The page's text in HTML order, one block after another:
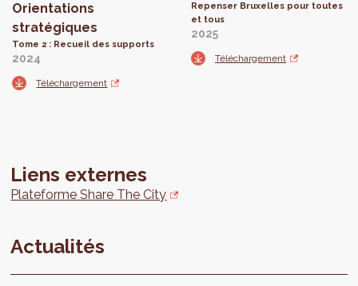
Orientations
stratégiques
Tome 2 : Recueil des supports
2024
Téléchargement
Repenser Bruxelles pour toutes
et tous
2025
Téléchargement
Liens externes
Plateforme Share The City
Actualités